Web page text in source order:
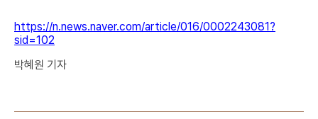
https://n.news.naver.com/article/016/0002243081?
sid=102
박혜원 기자